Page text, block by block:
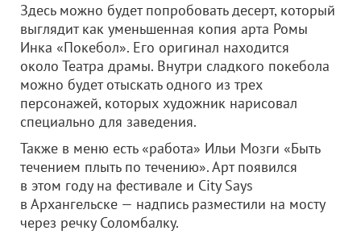
Здесь можно будет попробовать десерт, который
выглядит как уменьшенная копия арта Ромы
Инка «Покебол». Его оригинал находится
около Театра драмы. Внутри сладкого покебола
можно будет отыскать одного из трех
персонажей, которых художник нарисовал
специально для заведения.
Также в меню есть «работа» Ильи Мозги «Быть
течением плыть по течению». Арт появился
в этом году на фестивале и City Says
в Архангельске — надпись разместили на мосту
через речку Соломбалку.